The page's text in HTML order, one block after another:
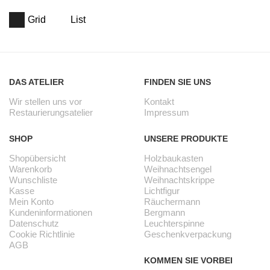
Grid List
DAS ATELIER
Wir stellen uns vor
Restaurierungsatelier
SHOP
Shopübersicht
Warenkorb
Wunschliste
Kasse
Mein Konto
Kundeninformationen
Datenschutz
Cookie Richtlinie
AGB
FINDEN SIE UNS
Kontakt
Impressum
UNSERE PRODUKTE
Holzbaukasten
Weihnachtsengel
Weihnachtskrippe
Lichtfigur
Räuchermann
Bergmann
Leuchterspinne
Geschenkverpackung
KOMMEN SIE VORBEI